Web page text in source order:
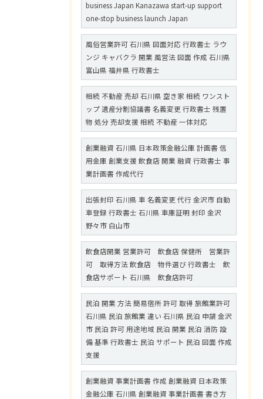
business Japan Kanazawa start-up support
one-stop business launch Japan
風俗営業許可 石川県 図面対応 行政書士 ラウ
ンジ キャバクラ 開業 風営法 図面 作成 石川県
富山県 福井県 行政書士
相続 不動産 売却 石川県 空き家 相続 ワンスト
ップ 遺産分割協議書 名義変更 行政書士 残置
物 処分 売却支援 相続 不動産 一体対応
創業融資 石川県 日本政策金融公庫 計画書 信
用金庫 創業支援 飲食店 開業 融資 行政書士 事
業計画書 作成代行
出張封印 石川県 車 名義変更 代行 金沢市 自動
車登録 行政書士 石川県 車庫証明 封印 金沢
野々市 白山市
飲食店開業 営業許可 飲食店 保健所 営業許
可 取得方法 飲食店 物件選び 行政書士 飲
食店サポート 石川県 飲食店許可
民泊 開業 方法 簡易宿所 許可 取得 旅館業許可
石川県 民泊 旅館業 違い 石川県 民泊 申請 金沢
市 民泊 許可 用途地域 民泊 開業 民泊 消防 設
備 基準 行政書士 民泊 サポート 民泊 図面 作成
支援
創業融資 事業計画書 作成 創業融資 日本政策
金融公庫 石川県 創業融資 事業計画書 書き方